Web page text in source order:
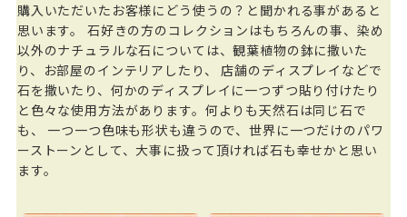
購入いただいたお客様にどう使うの？と聞かれる事があると
思います。 石好きの方のコレクションはもちろんの事、染め
以外のナチュラルな石については、観葉植物の鉢に撒いた
り、お部屋のインテリアしたり、 店舗のディスプレイなどで
石を撒いたり、何かのディスプレイに一つずつ貼り付けたり
と色々な使用方法があります。何よりも天然石は同じ石で
も、 一つ一つ色味も形状も違うので、世界に一つだけのパワ
ーストーンとして、大事に扱って頂ければ石も幸せかと思い
ます。